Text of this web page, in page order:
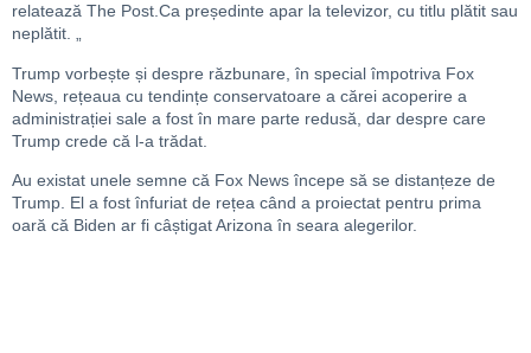
relatează The Post.Ca președinte apar la televizor, cu titlu plătit sau
neplătit. „
Trump vorbește și despre răzbunare, în special împotriva Fox
News, rețeaua cu tendințe conservatoare a cărei acoperire a
administrației sale a fost în mare parte redusă, dar despre care
Trump crede că l-a trădat.
Au existat unele semne că Fox News începe să se distanțeze de
Trump. El a fost înfuriat de rețea când a proiectat pentru prima
oară că Biden ar fi câștigat Arizona în seara alegerilor.